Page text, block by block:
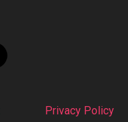
Privacy Policy